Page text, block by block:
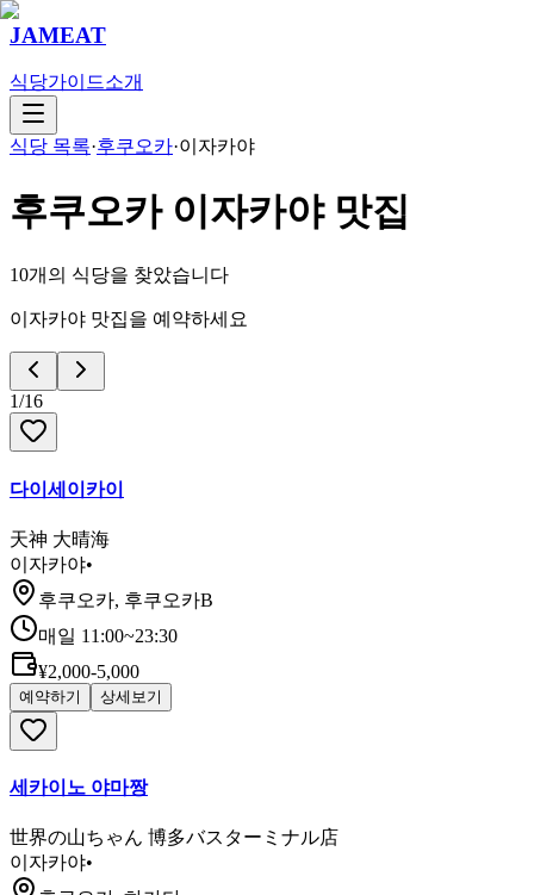
JAMEAT
식당가이드소개
식당 목록·후쿠오카·이자카야
후쿠오카 이자카야맛집
10개의 식당을 찾았습니다
이자카야 맛집을 예약하세요
1/16
다이세이카이
天神 大晴海
이자카야•
후쿠오카, 후쿠오카B
매일 11:00~23:30
¥2,000-5,000
예약하기 상세보기
세카이노 야마짱
世界の山ちゃん 博多バスターミナル店
이자카야•